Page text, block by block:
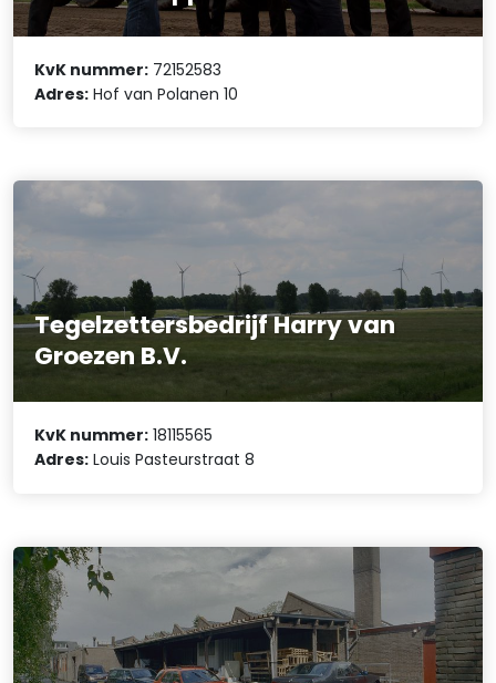
KvK nummer: 72152583
Adres: Hof van Polanen 10
Tegelzettersbedrijf Harry van
Groezen B.V.
KvK nummer: 18115565
Adres: Louis Pasteurstraat 8